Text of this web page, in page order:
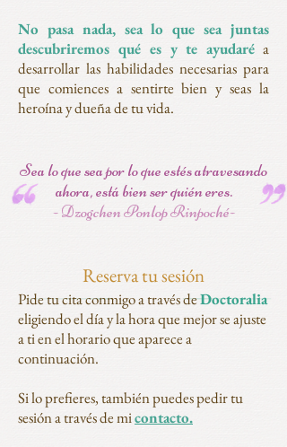
No pasa nada, sea lo que sea juntas
descubriremos qué es y te ayudaré a
desarrollar las habilidades necesarias para
que comiences a sentirte bien y seas la
heroína y dueña de tu vida.
Sea lo que sea por lo que estés atravesando
ahora, está bien ser quién eres.
- Dzogchen Ponlop Rinpoché-
Reserva tu sesión
Pide tu cita conmigo a través deDoctoralia
eligiendo el día y la hora que mejor se ajuste
a ti en el horario que aparece a
continuación.
Si lo prefieres, también puedes pedir tu
sesión a través de micontacto.